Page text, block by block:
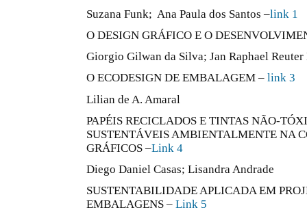
Suzana Funk; Ana Paula dos Santos –link 1
O DESIGN GRÁFICO E O
Giorgio Gilwan da Silva; Jan Raphael
O ECODESIGN DE EMBALAGEM – link 3
Lilian de A. Amaral
PAPÉIS RECICLADOS E TINTAS NÃO-
SUSTENTÁVEIS AMBIENTALMENTE NA
GRÁFICOS –Link 4
Diego Daniel Casas; Lisandra Andrade
SUSTENTABILIDADE APLICADA EM
EMBALAGENS – Link 5